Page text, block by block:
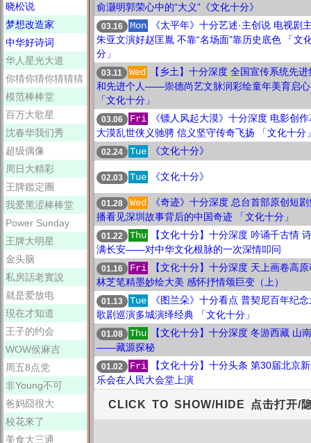
晓松说
梦想改造家
中华好诗词
华人星光大道
你猜你猜你猜猜猜
模范棒棒堂
百万大歌星
沈春华我们秀
超级偶像
周日大精彩
王牌鑑定團
我爱黑涩棒棒堂
Power Sunday
王牌大明星
金头脑
私房話老實說
就是爱放电
現在才知道
王子的约会
WOW侯麻吉
周五8点党
非Young不可
爸妈囧很大
校花來了
美食大三通
俞灏明郭荣心中的“大义”《文化十分》
03.16 Mon
《太平年》十分艺述·主创说 电视剧
朱亚文演好赵匡胤 不靠“名场面”靠历史底色 「文
分」
03.11 Wed
【乡土】十分深度 全国宣传系统先进
和先进个人——崇德尚艺文脉润彩绘童年美育启
「文化十分」
03.06 Fri
《镖人风起大漠》十分深度 电影创
大漠乱世侠义驰骋 信义坚守传奇飞扬 「文化十分
02.24 Tue 《文化十分》
02.03 Tue 《文化十分》
01.28 Wed
《奇迹》十分深度 总台首部原创短
播看见深圳故事背后的中国奇迹 「文化十分」
01.22 Thu
【文化十分】十分深度 吟诵千古情
满长安——对中华文化根脉的一次深情叩问
01.16 Fri
【文化十分】十分深度 天上画卷高原
林芝笔精墨妙绘大美 感怀抒情颂巨变（上）
01.13 Tue
《图兰朵》十分看点 普契尼百年纪
歌剧巡演多城演绎经典 「文化十分」
01.08 Thu
【文化十分】十分深度 冬游西藏 山
——藏源探秘
01.02 Fri
【文化十分】十分头条 第30届北京
乐会在人民大会堂上演
CLICK TO SHOW/HIDE 点击打开/